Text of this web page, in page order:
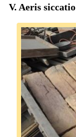
V. Aeris siccatio